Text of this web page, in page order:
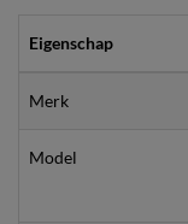
Eigenschap
Merk
Model